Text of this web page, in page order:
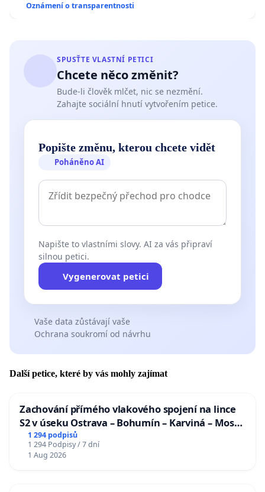
Oznámení o transparentnosti
SPUSŤTE VLASTNÍ PETICI
Chcete něco změnit?
Bude-li člověk mlčet, nic se nezmění.
Zahajte sociální hnutí vytvořením petice.
Popište změnu, kterou chcete vidět
Poháněno AI
Napište to vlastními slovy. AI za vás připraví
silnou petici.
Vygenerovat petici
Vaše data zůstávají vaše
Ochrana soukromí od návrhu
Další petice, které by vás mohly zajímat
Zachování přímého vlakového spojení na lince
S2 v úseku Ostrava – Bohumín – Karviná – Mosty
u Jablunkova
1 294 podpisů
1 294 Podpisy / 7 dní
1 Aug 2026